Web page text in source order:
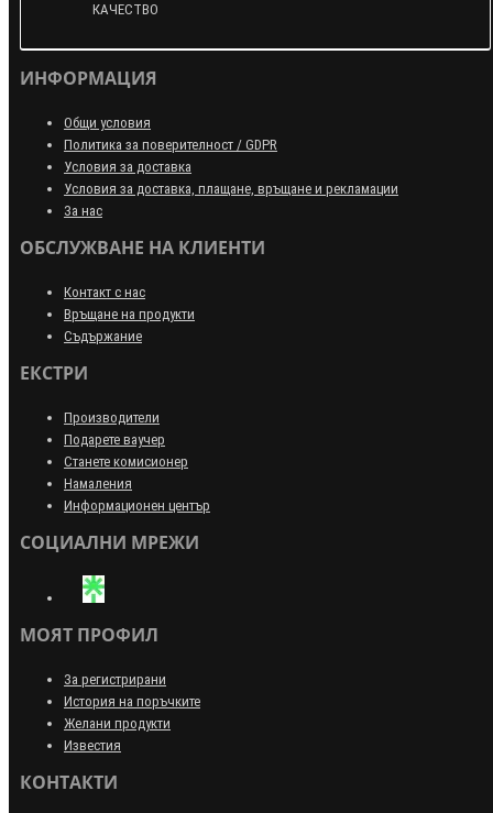
КАЧЕСТВО
ИНФОРМАЦИЯ
Общи условия
Политика за поверителност / GDPR
Условия за доставка
Условия за доставка, плащане, връщане и рекламации
За нас
ОБСЛУЖВАНЕ НА КЛИЕНТИ
Контакт с нас
Връщане на продукти
Съдържание
ЕКСТРИ
Производители
Подарете ваучер
Станете комисионер
Намаления
Информационен център
СОЦИАЛНИ МРЕЖИ
МОЯТ ПРОФИЛ
За регистрирани
История на поръчките
Желани продукти
Известия
КОНТАКТИ